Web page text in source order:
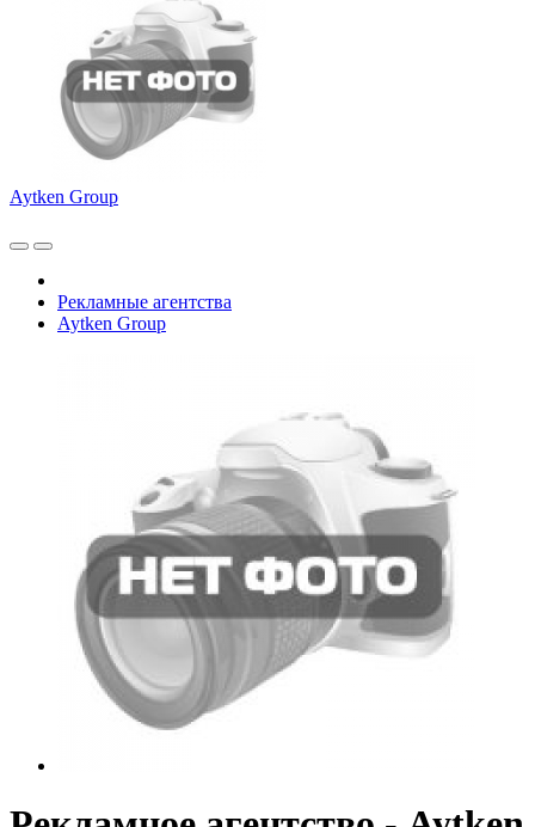
Aytken Group
Рекламные агентства
Aytken Group